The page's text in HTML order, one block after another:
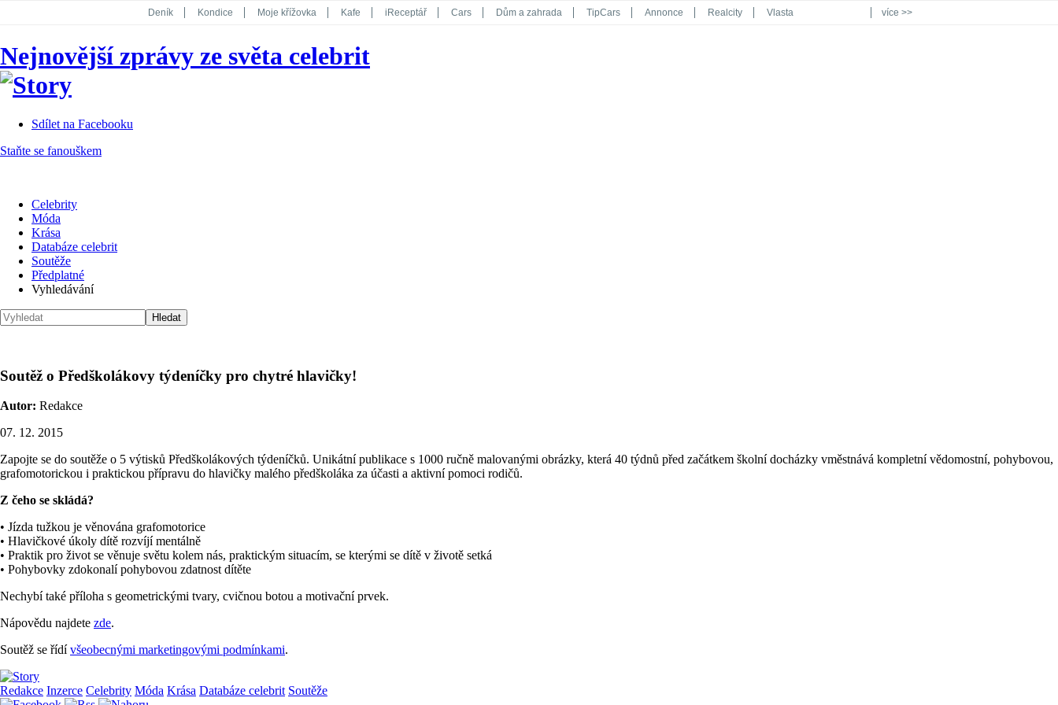
Deník Kondice Moje křížovka Kafe iReceptář Cars Dům a zahrada TipCars Annonce Realcity Vlasta
Koktejl
více >>
Nejnovější zprávy ze světa celebrit
Sdílet na Facebooku
Staňte se fanouškem
Celebrity
Móda
Krása
Databáze celebrit
Soutěže
Předplatné
Vyhledávání
Soutěž o Předškolákovy týdeníčky pro chytré hlavičky!
Autor: Redakce
07. 12. 2015
Zapojte se do soutěže o 5 výtisků Předškolákových týdeníčků. Unikátní publikace s 1000 ručně malovanými obrázky, která 40 týdnů před začátkem školní docházky vměstnává kompletní vědomostní, pohybovou,
grafomotorickou i praktickou přípravu do hlavičky malého předškoláka za účasti a aktivní pomoci rodičů.
Z čeho se skládá?
• Jízda tužkou je věnována grafomotorice
• Hlavičkové úkoly dítě rozvíjí mentálně
• Praktik pro život se věnuje světu kolem nás, praktickým situacím, se kterými se dítě v životě setká
• Pohybovky zdokonalí pohybovou zdatnost dítěte
Nechybí také příloha s geometrickými tvary, cvičnou botou a motivační prvek.
Nápovědu najdete zde.
Soutěž se řídívšeobecnými marketingovými podmínkami.
Redakce Inzerce Celebrity Móda Krása Databáze celebrit Soutěže